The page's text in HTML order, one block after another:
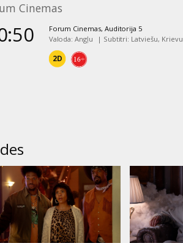
Cinemas
Forum Cinemas, Auditorija 5
Valoda: Angļu
| Subtitri: Latviešu, Krievu
2D